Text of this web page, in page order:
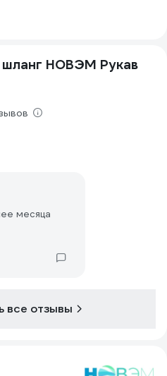
НОВЭМ Рукав
месяца
все отзывы